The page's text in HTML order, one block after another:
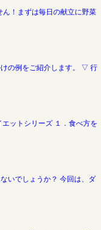
！まずは毎日の献立に野菜
の例をご紹介します。 ▽ 行
ットシリーズ １．食べ方を
いでしょうか？ 今回は、ダ